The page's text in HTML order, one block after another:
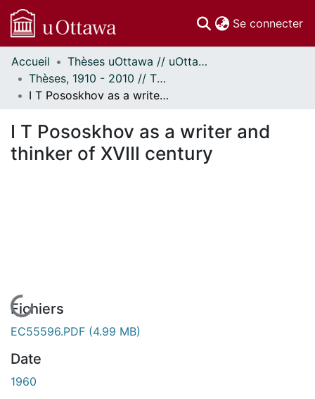
Se connecter
Communautés
et collections
Parcourir
À propos
Accueil
Thèses uOttawa // uOttawa Theses
Thèses, 1910 - 2010 // Theses, 1910 - 2010
I T Pososkhov as a writer and thinker of XVIII century
I T Pososkhov as a writer and
thinker of XVIII century
En cours de chargement...
Fichiers
EC55596.PDF (4.99 MB)
Date
1960